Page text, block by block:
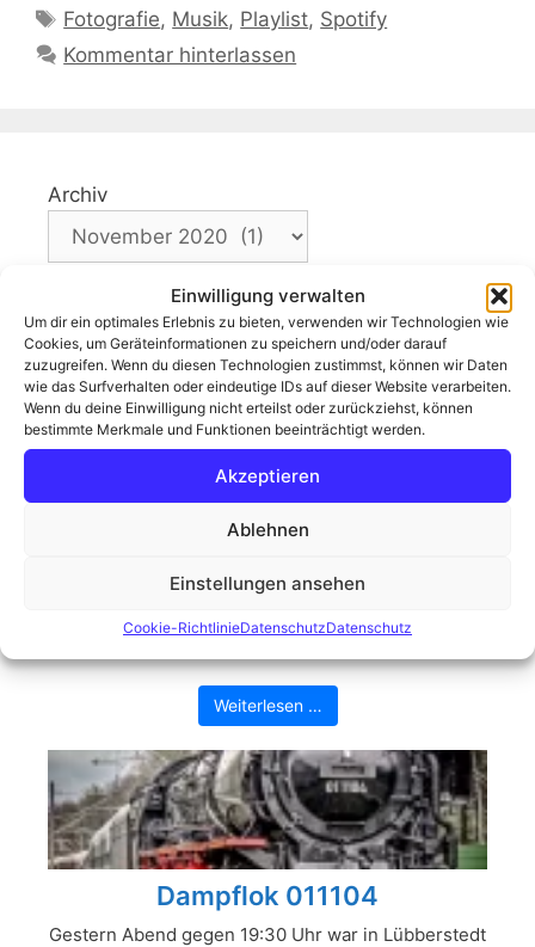
Einwilligung verwalten
Um dir ein optimales Erlebnis zu bieten, verwenden wir Technologien wie
Cookies, um Geräteinformationen zu speichern und/oder darauf
zuzugreifen. Wenn du diesen Technologien zustimmst, können wir Daten
wie das Surfverhalten oder eindeutige IDs auf dieser Website verarbeiten.
Wenn du deine Einwilligung nicht erteilst oder zurückziehst, können
bestimmte Merkmale und Funktionen beeinträchtigt werden.
Akzeptieren
Ablehnen
Einstellungen ansehen
Cookie-RichtlinieDatenschutzDatenschutz
Schlagwörter
Fotografie, Musik, Playlist, Spotify
Kommentar hinterlassen
Archiv
Der Moorknipser in seinem
Die Sonne schien, der Himmel war nur leicht
bewölkt, eine optimaler Fotografietag. Die Kamera
Weiterlesen …
Dampflok 011104
Gestern Abend gegen 19:30 Uhr war in Lübberstedt